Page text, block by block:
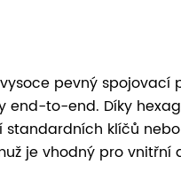
pevný
end-to-end. Díky
klíčů
je vhodný pro